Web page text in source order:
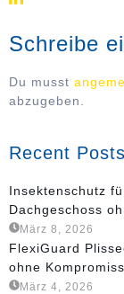
Schreibe
Du musst
abzugeben.
Recent Posts
Insektenschutz
Dachgeschoss
März 8, 2026
FlexiGuard
ohne
März 4, 2026